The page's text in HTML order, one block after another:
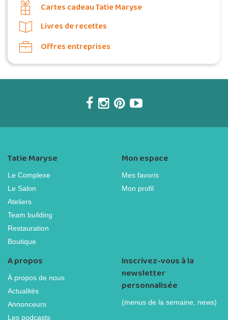
Cartes cadeau Tatie Maryse
Livres de recettes
Offres entreprises
Tatie Maryse
Le Complexe
Le Salon
Ateliers
Team building
Restauration
Boutique
Mon espace
Mes favoris
Mon profil
A propos
À propos de nous
Actualités
Annonceurs
Les podcasts
Inscrivez-vous à la
newsletter
personnalisée
(menus de la semaine, news)